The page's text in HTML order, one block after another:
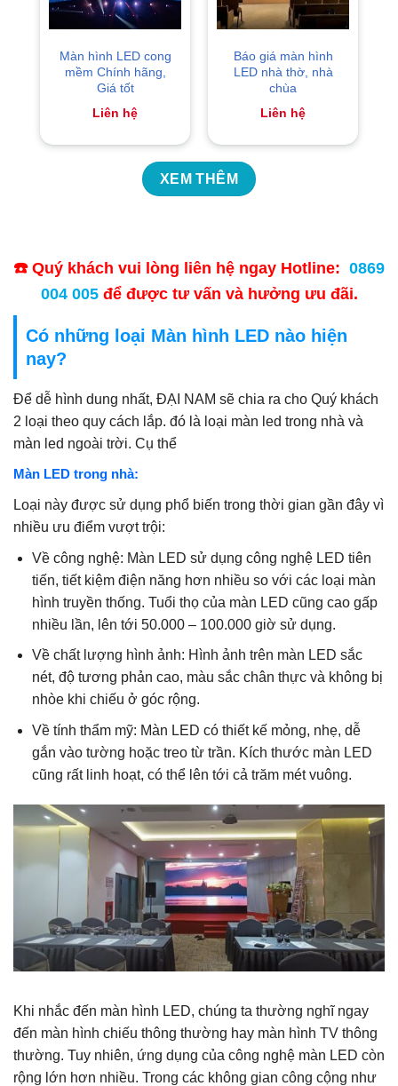
Màn hình LED cong
mềm Chính hãng,
Giá tốt
Liên hệ
Báo giá màn hình
LED nhà thờ, nhà
chùa
Liên hệ
XEM THÊM
☎️ Quý khách vui lòng liên hệ ngay Hotline: 0869
004 005để được tư vấn và hưởng ưu đãi.
Có những loại Màn hình LED nào hiện
nay?
Để dễ hình dung nhất, ĐẠI NAM sẽ chia ra cho Quý khách
2 loại theo quy cách lắp. đó là loại màn led trong nhà và
màn led ngoài trời. Cụ thể
Màn LED trong nhà:
Loại này được sử dụng phổ biến trong thời gian gần đây vì
nhiều ưu điểm vượt trội:
Về công nghệ: Màn LED sử dụng công nghệ LED tiên
tiến, tiết kiệm điện năng hơn nhiều so với các loại màn
hình truyền thống. Tuổi thọ của màn LED cũng cao gấp
nhiều lần, lên tới 50.000 – 100.000 giờ sử dụng.
Về chất lượng hình ảnh: Hình ảnh trên màn LED sắc
nét, độ tương phản cao, màu sắc chân thực và không bị
nhòe khi chiếu ở góc rộng.
Về tính thẩm mỹ: Màn LED có thiết kế mỏng, nhẹ, dễ
gắn vào tường hoặc treo từ trần. Kích thước màn LED
cũng rất linh hoạt, có thể lên tới cả trăm mét vuông.
Khi nhắc đến màn hình LED, chúng ta thường nghĩ ngay
đến màn hình chiếu thông thường hay màn hình TV thông
thường. Tuy nhiên, ứng dụng của công nghệ màn LED còn
rộng lớn hơn nhiều. Trong các không gian công cộng như